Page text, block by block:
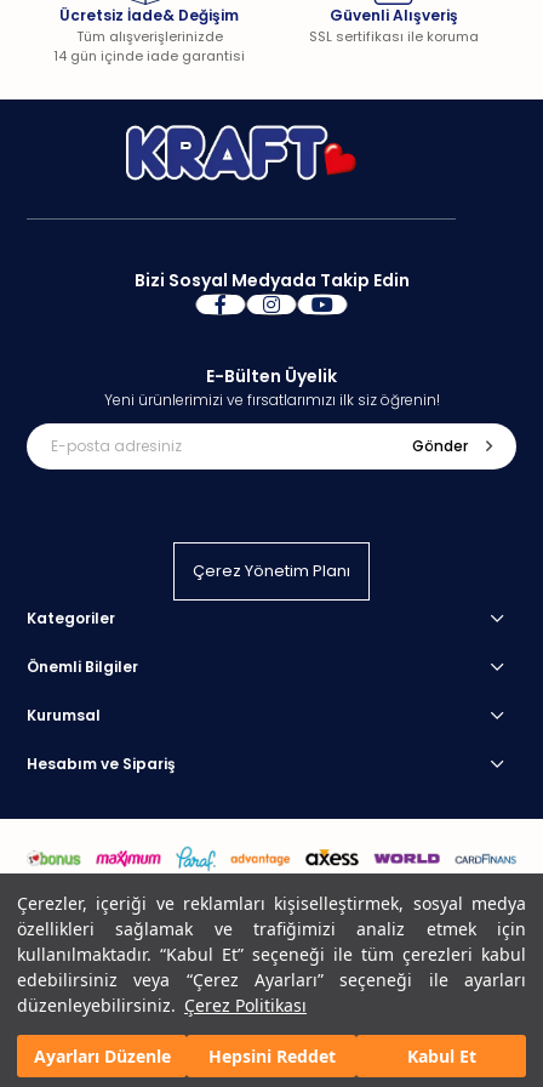
Çerezler, içeriği ve reklamları kişiselleştirmek, sosyal medya
özellikleri sağlamak ve trafiğimizi analiz etmek için
kullanılmaktadır. “Kabul Et” seçeneği ile tüm çerezleri kabul
edebilirsiniz veya “Çerez Ayarları” seçeneği ile ayarları
düzenleyebilirsiniz. Çerez Politikası
Ayarları Düzenle Hepsini Reddet Kabul Et
Bağlantı Opsiyonları
76 cm – 105 cm (9 – 18 kg) İleriye Dönük Bağlantı
Isofix + Top Tether + Koltuk 5 noktalı emniyet kemeri
100 cm – 150 cm (15 – 36 kg) İleriye Dönük Bağlantı
ISOFIX BAĞLANTISI OLMAYAN ARAÇLAR
76 cm – 105 cm (9 – 18 kg) İleriye Dönük Bağlantı
Ürün ölçüleri:
Ürün ağırlığı:13 kg
Ürün ölçüleri:56 x 45 x 62,50 cm
Move i-size Oto Koltuğu Kullanım Kılavuzu için
Tıklayın
Ücretsiz İade& Değişim
Tüm alışverişlerinizde
14 gün içinde iade garantisi
Güvenli Alışveriş
SSL sertifikası ile koruma
Bizi Sosyal Medyada Takip Edin
E-Bülten Üyelik
Yeni ürünlerimizi ve fırsatlarımızı ilk siz öğrenin!
Gönder
Çerez Yönetim Planı
Kategoriler
Önemli Bilgiler
Kurumsal
Hesabım ve Sipariş
© 2025 Atak Dış Ticaret A.Ş Her Hakkı Saklıdır. Kraft Resmi Sitesidir.